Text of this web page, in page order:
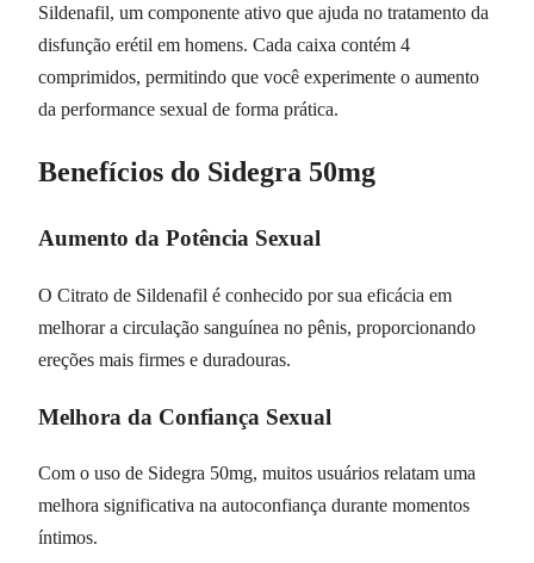
Sildenafil, um componente ativo que ajuda no tratamento da
disfunção erétil em homens. Cada caixa contém 4
comprimidos, permitindo que você experimente o aumento
da performance sexual de forma prática.
Benefícios do Sidegra 50mg
Aumento da Potência Sexual
O Citrato de Sildenafil é conhecido por sua eficácia em
melhorar a circulação sanguínea no pênis, proporcionando
ereções mais firmes e duradouras.
Melhora da Confiança Sexual
Com o uso de Sidegra 50mg, muitos usuários relatam uma
melhora significativa na autoconfiança durante momentos
íntimos.